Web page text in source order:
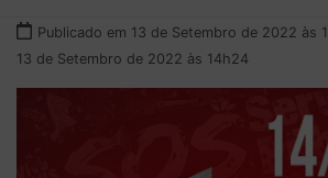
Publicado em 13 de Setembro de 2022 às
13 de Setembro de 2022 às 14h24